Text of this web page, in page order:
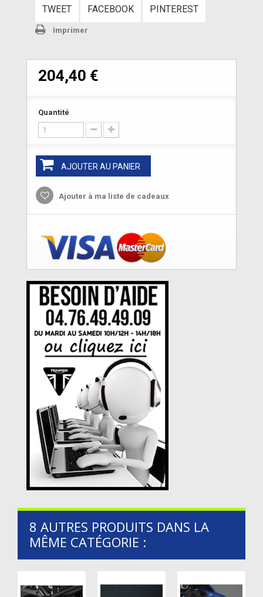
TWEET FACEBOOK PINTEREST
Imprimer
204,40 €
Quantité
AJOUTER AU PANIER
Ajouter à ma liste de cadeaux
8 AUTRES PRODUITS DANS LA
MÊME CATÉGORIE :